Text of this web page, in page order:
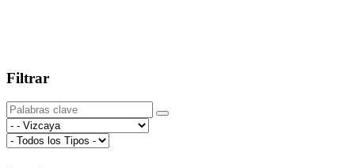
Filtrar